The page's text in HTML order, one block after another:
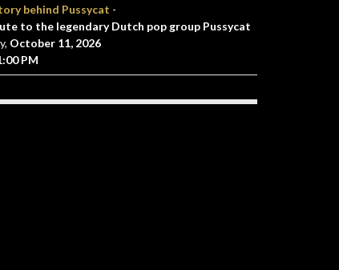
behind Pussycat -
to the legendary Dutch pop group Pussycat
October 11, 2026
PM